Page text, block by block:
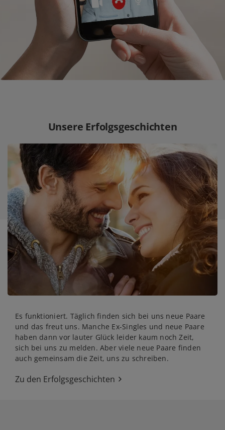
Unsere Erfolgsgeschichten
Es funktioniert. Täglich finden sich bei uns neue Paare
und das freut uns. Manche Ex-Singles und neue Paare
haben dann vor lauter Glück leider kaum noch Zeit,
sich bei uns zu melden. Aber viele neue Paare finden
auch gemeinsam die Zeit, uns zu schreiben.
Zu den Erfolgsgeschichten